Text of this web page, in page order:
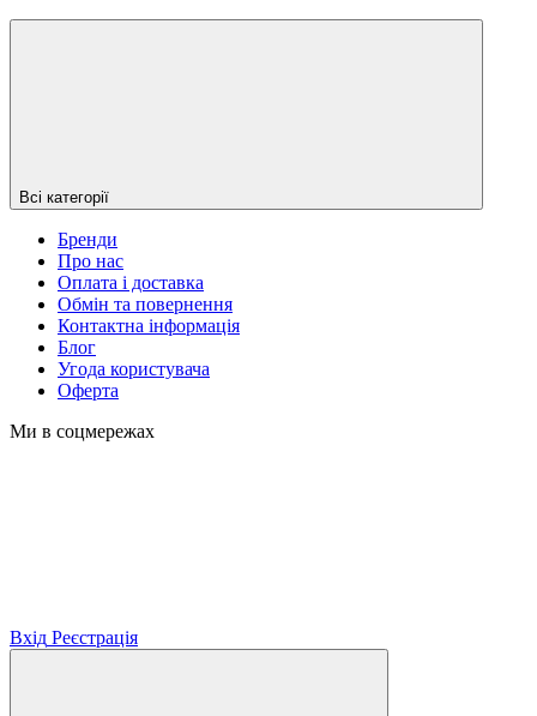
Всі категорії
Бренди
Про нас
Оплата і доставка
Обмін та повернення
Контактна інформація
Блог
Угода користувача
Оферта
Ми в соцмережах
Вхід Реєстрація